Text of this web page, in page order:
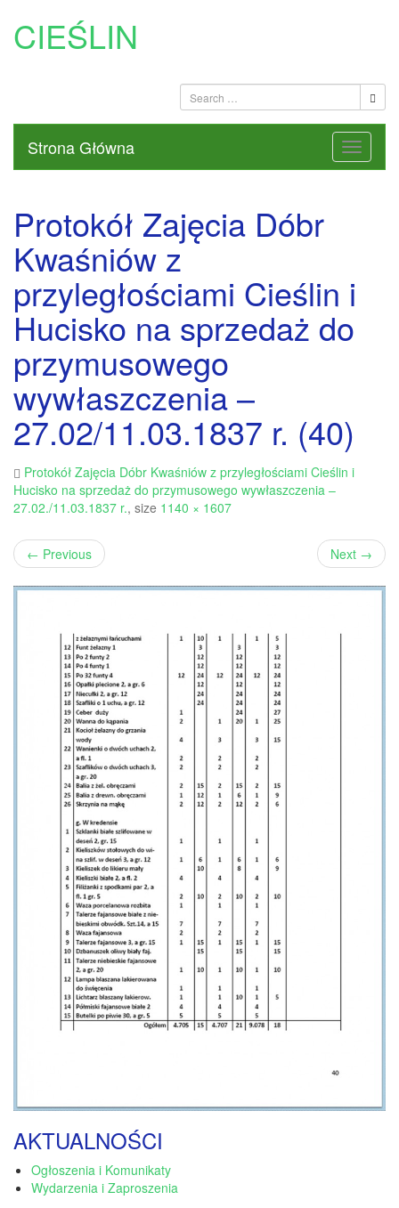
CIEŚLIN
Strona Główna
Protokół Zajęcia Dóbr
Kwaśniów z
przyległościami Cieślin i
Hucisko na sprzedaż do
przymusowego
wywłaszczenia –
27.02/11.03.1837 r. (40)
Protokół Zajęcia Dóbr Kwaśniów z przyległościami Cieślin i
Hucisko na sprzedaż do przymusowego wywłaszczenia –
27.02./11.03.1837 r., size 1140 × 1607
← Previous Next →
AKTUALNOŚCI
Ogłoszenia i Komunikaty
Wydarzenia i Zaproszenia